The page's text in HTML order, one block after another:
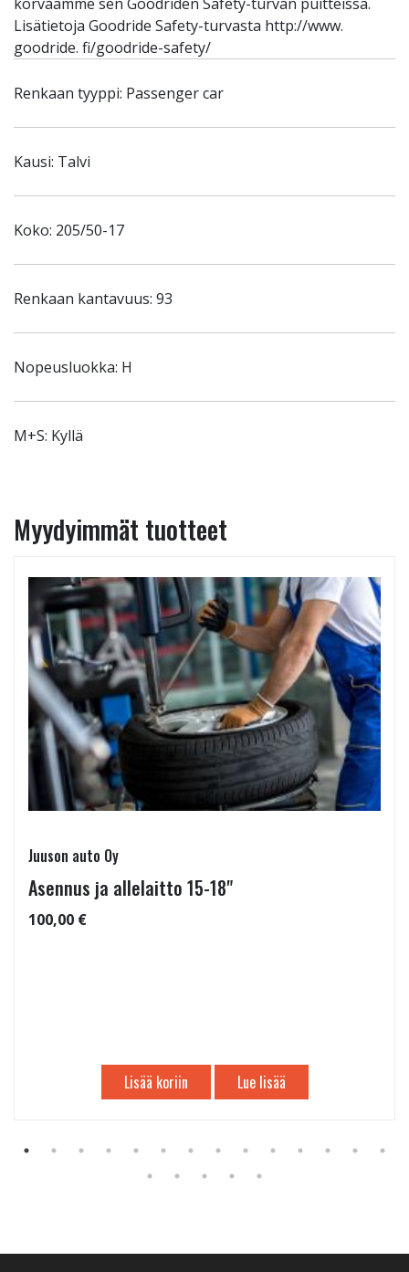
Lisätietoja Goodride Safety-turvasta http://www.
goodride. fi/goodride-safety/
Renkaan tyyppi: Passenger car
Kausi: Talvi
Koko: 205/50-17
Renkaan kantavuus: 93
Nopeusluokka: H
M+S: Kyllä
Myydyimmät tuotteet
Juuson auto Oy
Asennus ja allelaitto 15-18"
100,00 €
Lisää koriin Lue lisää